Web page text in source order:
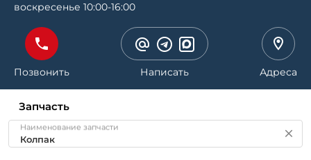
воскресенье 10:00-16:00
Позвонить Написать Адреса
Запчасть
Наименование запчасти